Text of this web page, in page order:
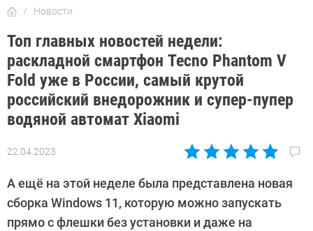
Новости
Топ главных новостей недели:
раскладной смартфон Tecno Phantom V
Fold уже в России, самый крутой
российский внедорожник и супер-пупер
водяной автомат Xiaomi
22.04.2023
Автор:
Кошик
А ещё на этой неделе была представлена новая
сборка Windows 11, которую можно запускать
прямо с флешки без установки и даже на